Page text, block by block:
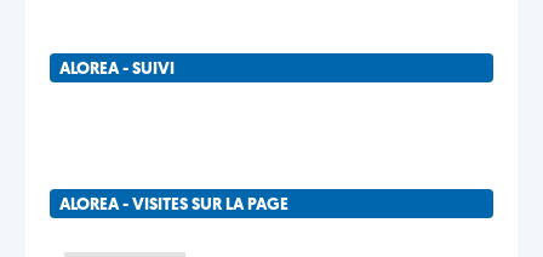
ALOREA - SUIVI
ALOREA - VISITES SUR LA PAGE